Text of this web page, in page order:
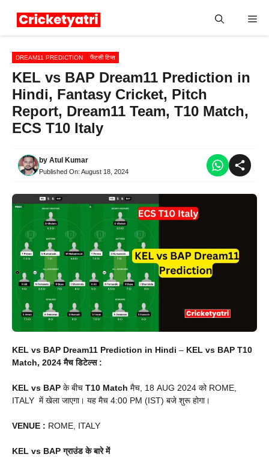
DREAM11 PREDICTION फैंटसी टिप्स
KEL vs BAP Dream11 Prediction in
Hindi, Fantasy Cricket, Pitch
Report, Dream11 Team, T10 Match,
ECS T10 Italy
by Atul Kumar
Published On: August 18, 2024
KEL vs BAP Dream11 Prediction in Hindi – KEL vs BAP T10
Match, 2024 मैच डिटेल्स :
KEL vs BAP के बीच T10 Match मैच, 18 AUG 2024 को ROME,
ITALY में खेला जाएगा। यह मैच 4:00 PM (IST) बजे शुरू होगा।
VENUE : ROME, ITALY
KEL vs BAPग्राउंड के बारे में